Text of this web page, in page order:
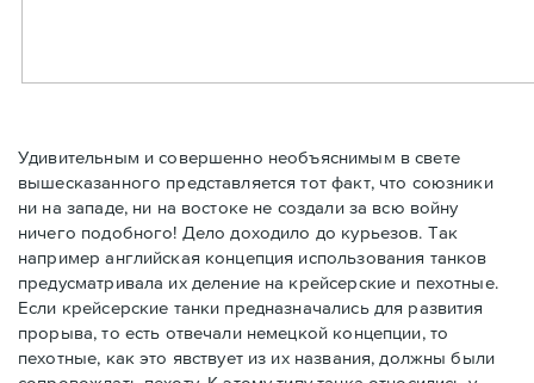
Удивительным и совершенно необъяснимым в свете
вышесказанного представляется тот факт, что союзники
ни на западе, ни на востоке не создали за всю войну
ничего подобного! Дело доходило до курьезов. Так
например английская концепция использования танков
предусматривала их деление на крейсерские и пехотные.
Если крейсерские танки предназначались для развития
прорыва, то есть отвечали немецкой концепции, то
пехотные, как это явствует из их названия, должны были